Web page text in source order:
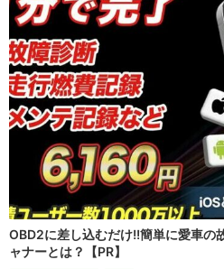
OBD2に差し込むだけ!!簡単に愛車の
ャナーとは？【PR】